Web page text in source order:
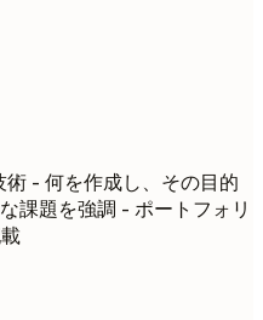
- 何を作成し、その目的
課題を強調 - ポートフォリ